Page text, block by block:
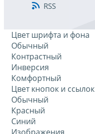
RSS
Цвет шрифта и фона
Обычный
Контрастный
Инверсия
Комфортный
Цвет кнопок и ссылок
Обычный
Красный
Синий